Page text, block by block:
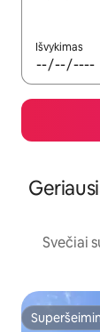
Išvykimas
Svečiai